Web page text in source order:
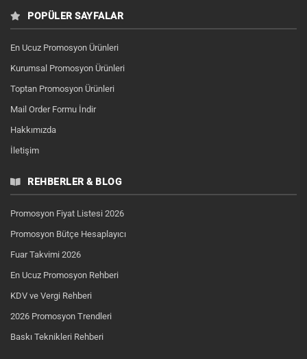
POPÜLER SAYFALAR
En Ucuz Promosyon Ürünleri
Kurumsal Promosyon Ürünleri
Toptan Promosyon Ürünleri
Mail Order Formu İndir
Hakkımızda
İletişim
REHBERLER & BLOG
Promosyon Fiyat Listesi 2026
Promosyon Bütçe Hesaplayıcı
Fuar Takvimi 2026
En Ucuz Promosyon Rehberi
KDV ve Vergi Rehberi
2026 Promosyon Trendleri
Baskı Teknikleri Rehberi